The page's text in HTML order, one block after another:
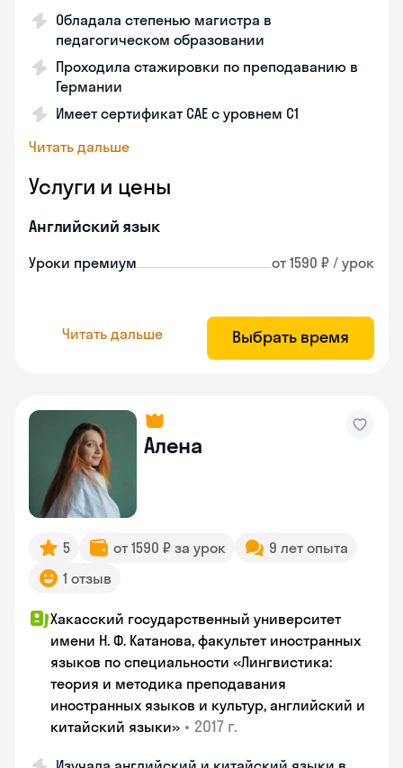
Обладала степенью магистра в
педагогическом образовании
Проходила стажировки по преподаванию в
Германии
Имеет сертификат САЕ с уровнем С1
Читать дальше
Услуги и цены
Английский язык
Уроки премиум от 1590 ₽ / урок
Читать дальше Выбрать время
Алена
5 от 1590 ₽ за урок
9 лет опыта
1 отзыв
Хакасский государственный университет
имени Н. Ф. Катанова, факультет иностранных
языков по специальности «Лингвистика:
теория и методика преподавания
иностранных языков и культур, английский и
китайский языки» • 2017 г.